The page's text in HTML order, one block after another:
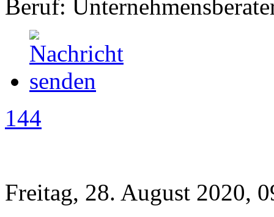
Beruf:
144
Freitag, 28. August 2020,